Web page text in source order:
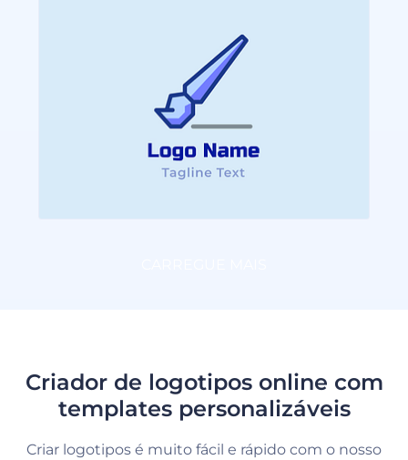
Criador de logotipos online com
templates personalizáveis
Criar logotipos é muito fácil e rápido com o nosso